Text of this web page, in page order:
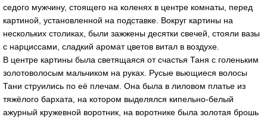
седого мужчину, стоящего на коленях в центре комнаты, перед
картиной, установленной на подставке. Вокруг картины на
нескольких столиках, были зажжены десятки свечей, стояли вазы
с нарциссами, сладкий аромат цветов витал в воздухе.
В центре картины была светящаяся от счастья Таня с голеньким
золотоволосым мальчиком на руках. Русые вьющиеся волосы
Тани струились по её плечам. Она была в лиловом платье из
тяжёлого бархата, на котором выделялся кипельно-белый
ажурный кружевной воротник, на воротнике была золотая брошь